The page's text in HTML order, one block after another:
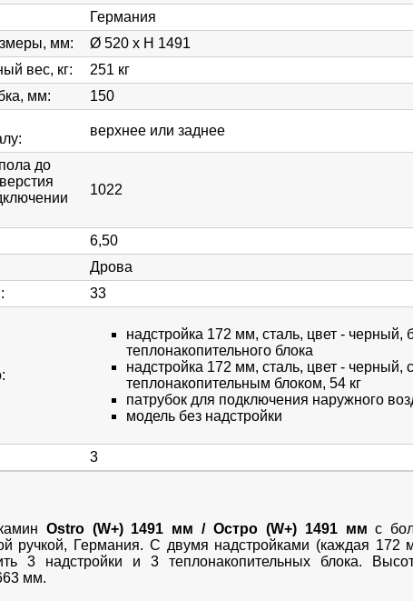
Германия
мм:
Ø 520 x H 1491
вес, кг:
251 кг
мм:
150
:
верхнее или заднее
до
1022
6,50
Дрова
: 33
:
надстройка 172 мм, сталь, цвет - черный,
теплонакопительного блока
надстройка 172 мм, сталь, цвет - черный, с
теплонакопительным блоком, 54 кг
патрубок для подключения наружного
модель без надстройки
3
Ostro (W+) 1491 мм / Остро (W+) 1491 ммс
ручкой, Германия. С двумя надстройками (каждая 172
3 надстройки и 3 теплонакопительных блока.
мм.